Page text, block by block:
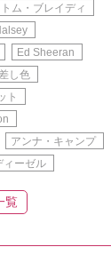
トム・ブレイディ
Ed Sheeran
差し色
ト
アンナ・キャンプ
ィーゼル
覧